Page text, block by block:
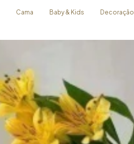
Cama Baby & Kids Decoração